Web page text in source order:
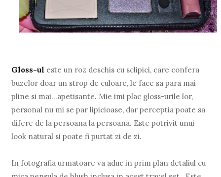
Gloss-ul este un roz deschis cu sclipici, care confera
buzelor doar un strop de culoare, le face sa para mai
pline si mai…apetisante. Mie imi plac gloss-urile lor,
personal nu mi se par lipicioase, dar perceptia poate sa
difere de la persoana la persoana. Este potrivit unui
look natural si poate fi purtat zi de zi.
In fotografia urmatoare va aduc in prim plan detaliul cu